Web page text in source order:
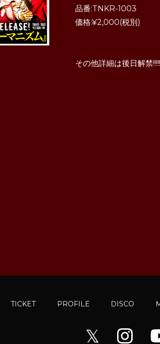
品番:TNKR-1003
価格:¥2,000(税別)
その他詳細は後日解禁
TICKET PROFILE DISCO
𝕏